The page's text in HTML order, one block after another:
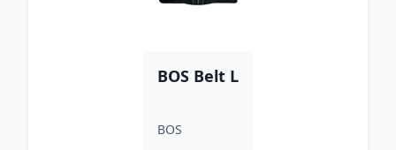
BOS Belt L
BOS